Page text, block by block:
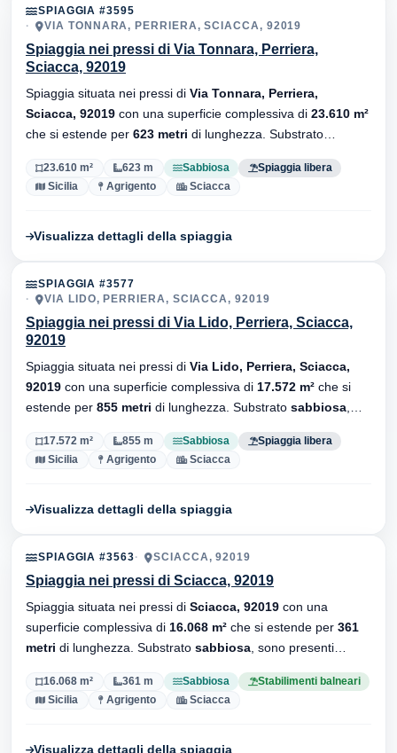
SPIAGGIA #3595
VIA TONNARA, PERRIERA, SCIACCA, 92019
Spiaggia nei pressi di Via Tonnara, Perriera,
Sciacca, 92019
Spiaggia situata nei pressi di Via Tonnara, Perriera,
Sciacca, 92019 con una superficie complessiva di 23.610 m²
che si estende per 623 metri di lunghezza. Substrato
23.610 m² 623 m Sabbiosa
Spiaggia libera
Sicilia
Agrigento Sciacca
Visualizza dettagli della spiaggia
SPIAGGIA #3577
VIA LIDO, PERRIERA, SCIACCA, 92019
Spiaggia nei pressi di Via Lido, Perriera, Sciacca,
92019
Spiaggia situata nei pressi di Via Lido, Perriera, Sciacca,
92019 con una superficie complessiva di 17.572 m² che si
estende per 855 metri di lunghezza. Substrato sabbiosa
17.572 m² 855 m Sabbiosa
Spiaggia libera
Sicilia
Agrigento Sciacca
Visualizza dettagli della spiaggia
SPIAGGIA #3563 SCIACCA, 92019
Spiaggia nei pressi di Sciacca, 92019
Spiaggia situata nei pressi di Sciacca, 92019 con una
superficie complessiva di 16.068 m² che si estende per 361
metri di lunghezza. Substrato sabbiosa , sono presenti
16.068 m² 361 m Sabbiosa
Stabilimenti balneari
Sicilia
Agrigento Sciacca
Visualizza dettagli della spiaggia